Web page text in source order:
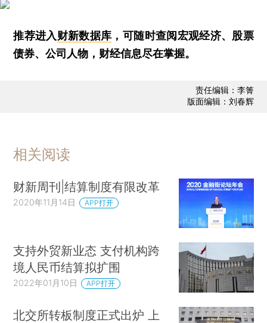
推荐进入财新数据库 ，可随时查阅宏观经济、股票
债券、公司人物，财经信息尽在掌握。
责任编辑：李箐
版面编辑：刘春辉
相关阅读
财新周刊|结算制度有限改革
2020年11月14日 APP打开
支持外贸新业态 支付机构跨
境人民币结算拟扩围
2022年01月10日 APP打开
北交所转板制度正式出炉 上